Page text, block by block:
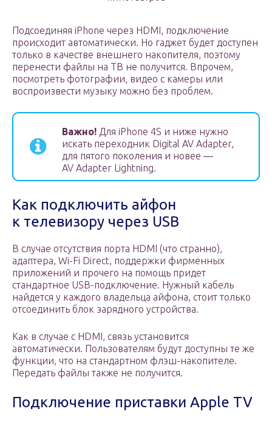
Подсоединяя iPhone через HDMI, подключение
происходит автоматически. Но гаджет будет доступен
только в качестве внешнего накопителя, поэтому
перенести файлы на ТВ не получится. Впрочем,
посмотреть фотографии, видео с камеры или
воспроизвести музыку можно без проблем.
Важно! Для iPhone 4S и ниже нужно
искать переходник Digital AV Adapter,
для пятого поколения и новее —
AV Adapter Lightning.
Как подключить айфон
к телевизору через USB
В случае отсутствия порта HDMI (что странно),
адаптера, Wi-Fi Direct, поддержки фирменных
приложений и прочего на помощь придет
стандартное USB-подключение. Нужный кабель
найдется у каждого владельца айфона, стоит только
отсоединить блок зарядного устройства.
Как в случае с HDMI, связь установится
автоматически. Пользователям будут доступны те же
функции, что на стандартном флэш-накопителе.
Передать файлы также не получится.
Подключение приставки Apple TV